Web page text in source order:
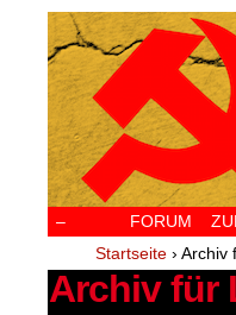
–
FORUM ZUR
Startseite › Archiv
Archiv für